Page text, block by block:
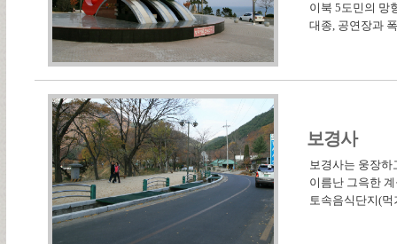
이북 5도민의 망
대종, 공연장과
보경사
보경사는 웅장하
이름난 그윽한
토속음식단지(먹